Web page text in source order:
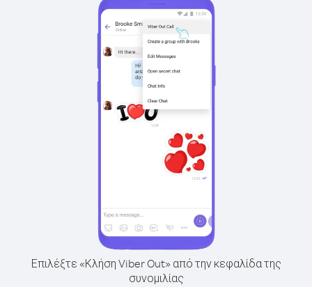
Επιλέξτε «Κλήση Viber Out» από την κεφαλίδα της
συνομιλίας